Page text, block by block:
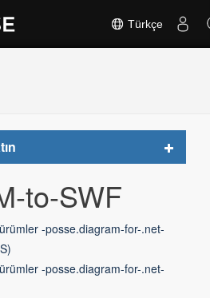
Türkçe
Toggle
to-SWF
-posse.diagram-for-.net-
-posse.diagram-for-.net-